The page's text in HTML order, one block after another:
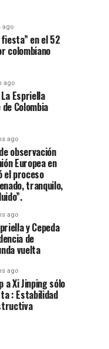
ago
en el 52
colombiano
ago
Espriella
Colombia
ago
observación
Europea en
el proceso
tranquilo,
ago
y Cepeda
de
vuelta
ago
a Xi Jinping sólo
: Estabilidad